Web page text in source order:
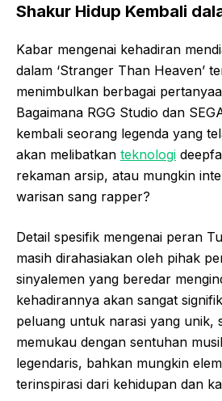
Shakur Hidup Kembali
Kabar mengenai kehadiran
dalam ‘Stranger Than Heaven’
menimbulkan berbagai
Bagaimana RGG Studio dan
kembali seorang legenda yang
akan melibatkan teknologi
rekaman arsip, atau mungkin
warisan sang rapper?
Detail spesifik mengenai peran
masih dirahasiakan oleh pihak
sinyalemen yang beredar
kehadirannya akan sangat
peluang untuk narasi yang unik,
memukau dengan sentuhan
legendaris, bahkan mungkin
terinspirasi dari kehidupan dan